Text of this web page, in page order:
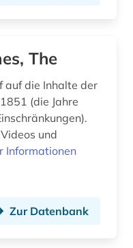
The
auf die Inhalte der
(die Jahre
und
Informationen
Zur Datenbank